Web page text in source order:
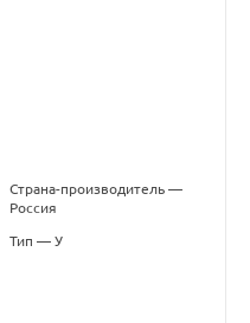
Страна-производитель —
Россия
Тип — У